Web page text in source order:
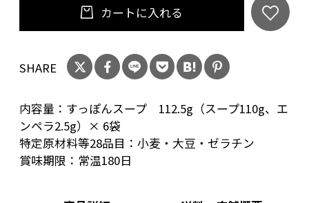
カートに入れる
SHARE
内容量：すっぽんスープ 112.5g（スープ110g、エ
ンペラ2.5g）× 6袋
特定原材料等28品目：小麦・大豆・ゼラチン
賞味期限：常温180日